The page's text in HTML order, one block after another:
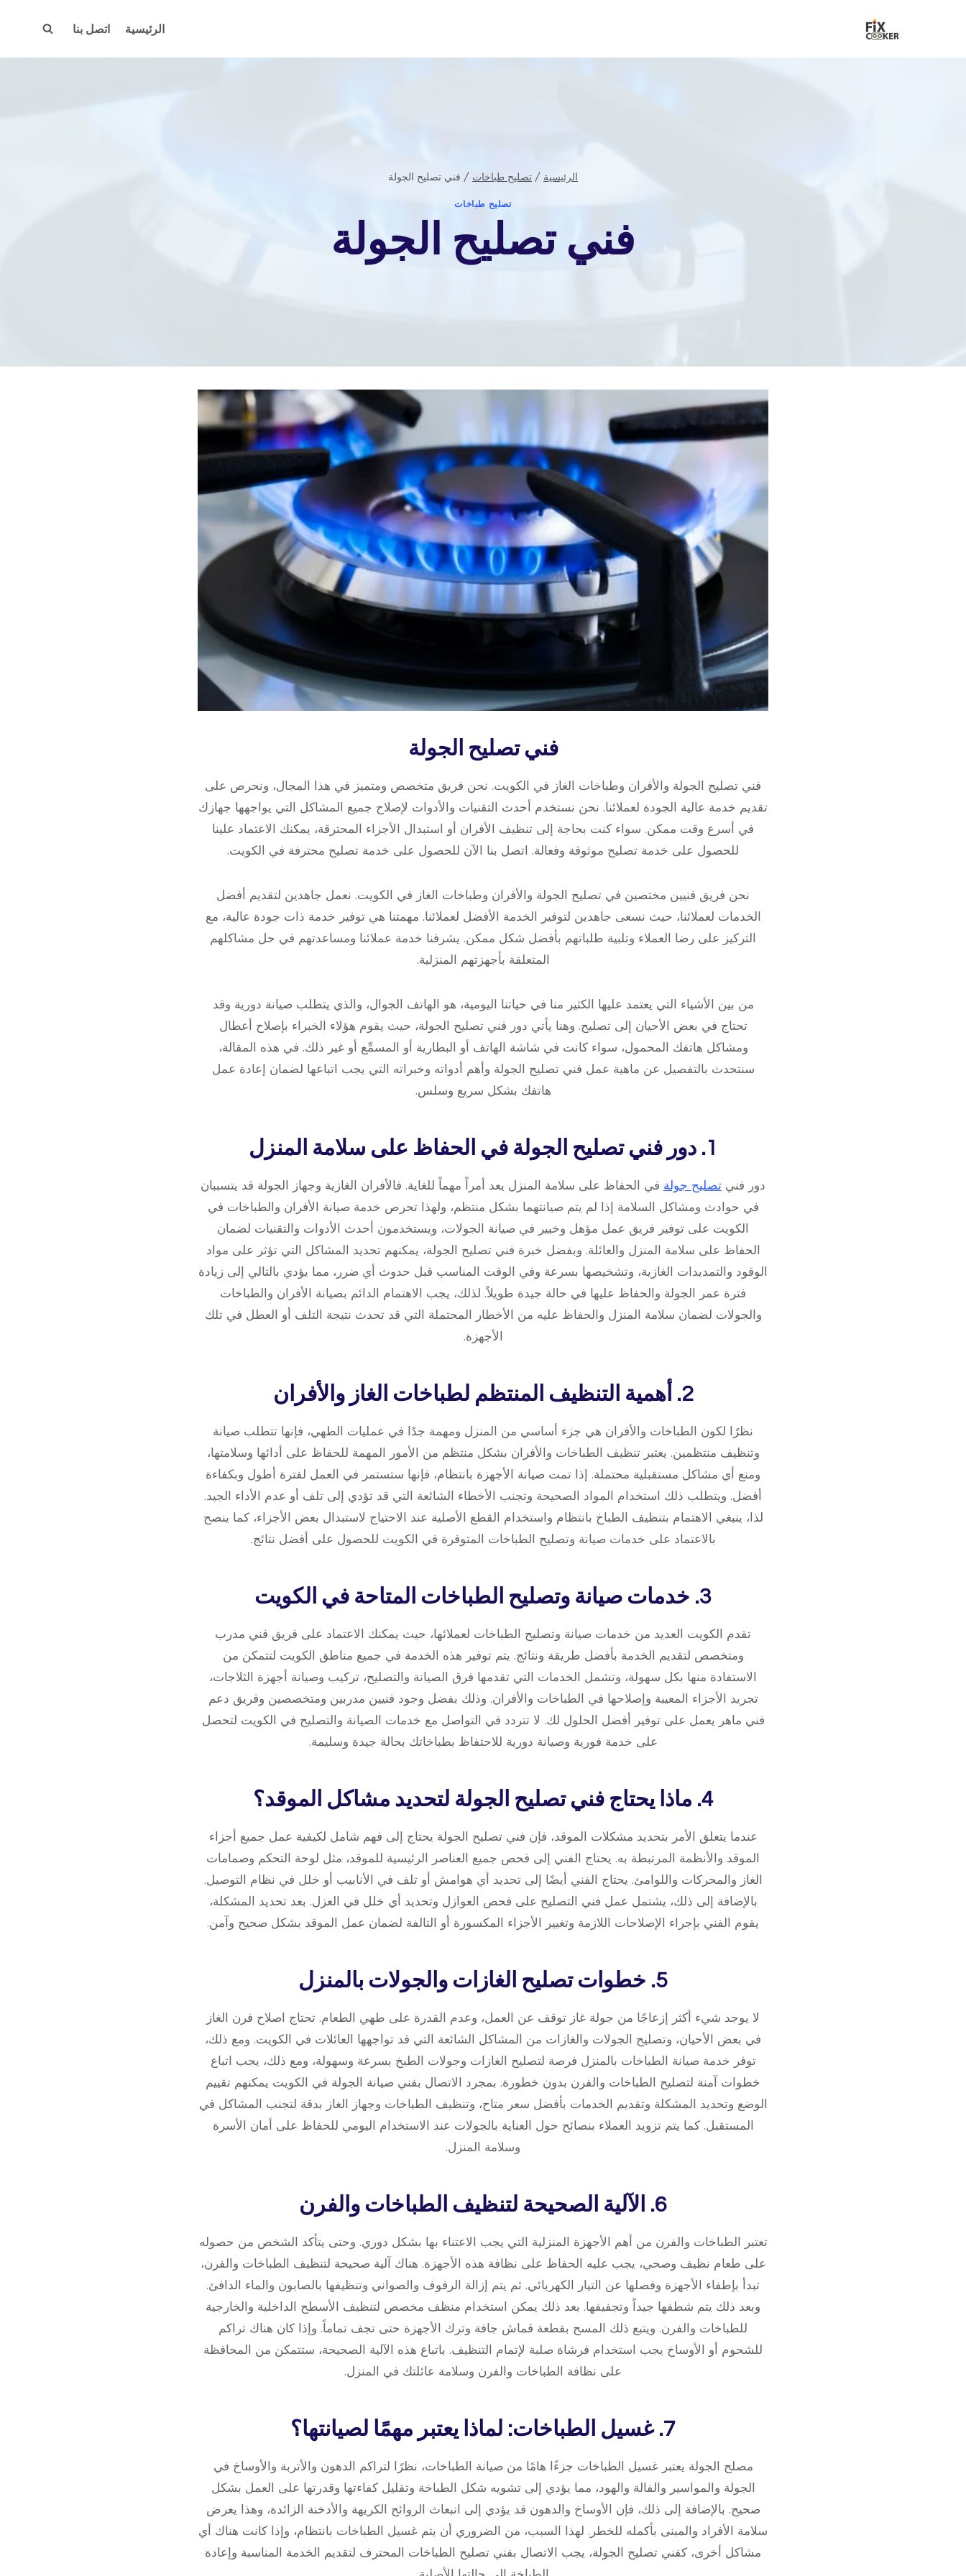
الرئيسية اتصل بنا
الرئيسية / تصليح طباخات / فني تصليح الجولة
تصليح طباخات
فني تصليح الجولة
فني تصليح الجولة
فني تصليح الجولة والأفران وطباخات الغاز في الكويت. نحن فريق متخصص ومتميز في هذا المجال، ونحرص على
تقديم خدمة عالية الجودة لعملائنا. نحن نستخدم أحدث التقنيات والأدوات لإصلاح جميع المشاكل التي يواجهها جهازك
في أسرع وقت ممكن. سواء كنت بحاجة إلى تنظيف الأفران أو استبدال الأجزاء المحترقة، يمكنك الاعتماد علينا
للحصول على خدمة تصليح موثوقة وفعالة. اتصل بنا الآن للحصول على خدمة تصليح محترفة في الكويت.
نحن فريق فنيين مختصين في تصليح الجولة والأفران وطباخات الغاز في الكويت. نعمل جاهدين لتقديم أفضل
الخدمات لعملائنا، حيث نسعى جاهدين لتوفير الخدمة الأفضل لعملائنا. مهمتنا هي توفير خدمة ذات جودة عالية، مع
التركيز على رضا العملاء وتلبية طلباتهم بأفضل شكل ممكن. يشرفنا خدمة عملائنا ومساعدتهم في حل مشاكلهم
المتعلقة بأجهزتهم المنزلية.
من بين الأشياء التي يعتمد عليها الكثير منا في حياتنا اليومية، هو الهاتف الجوال، والذي يتطلب صيانة دورية وقد
تحتاج في بعض الأحيان إلى تصليح. وهنا يأتي دور فني تصليح الجولة، حيث يقوم هؤلاء الخبراء بإصلاح أعطال
ومشاكل هاتفك المحمول، سواء كانت في شاشة الهاتف أو البطارية أو المسمِّع أو غير ذلك. في هذه المقالة،
سنتحدث بالتفصيل عن ماهية عمل فني تصليح الجولة وأهم أدواته وخبراته التي يجب اتباعها لضمان إعادة عمل
هاتفك بشكل سريع وسلس.
1. دور فني تصليح الجولة في الحفاظ على سلامة المنزل
دور فني تصليح جولة في الحفاظ على سلامة المنزل يعد أمراً مهماً للغاية. فالأفران الغازية وجهاز الجولة قد يتسببان
في حوادث ومشاكل السلامة إذا لم يتم صيانتهما بشكل منتظم، ولهذا تحرص خدمة صيانة الأفران والطباخات في
الكويت على توفير فريق عمل مؤهل وخبير في صيانة الجولات، ويستخدمون أحدث الأدوات والتقنيات لضمان
الحفاظ على سلامة المنزل والعائلة. وبفضل خبرة فني تصليح الجولة، يمكنهم تحديد المشاكل التي تؤثر على مواد
الوقود والتمديدات الغازية، وتشخيصها بسرعة وفي الوقت المناسب قبل حدوث أي ضرر، مما يؤدي بالتالي إلى زيادة
فترة عمر الجولة والحفاظ عليها في حالة جيدة طويلاً. لذلك، يجب الاهتمام الدائم بصيانة الأفران والطباخات
والجولات لضمان سلامة المنزل والحفاظ عليه من الأخطار المحتملة التي قد تحدث نتيجة التلف أو العطل في تلك
الأجهزة.
2. أهمية التنظيف المنتظم لطباخات الغاز والأفران
نظرًا لكون الطباخات والأفران هي جزء أساسي من المنزل ومهمة جدًا في عمليات الطهي، فإنها تتطلب صيانة
وتنظيف منتظمين. يعتبر تنظيف الطباخات والأفران بشكل منتظم من الأمور المهمة للحفاظ على أدائها وسلامتها،
ومنع أي مشاكل مستقبلية محتملة. إذا تمت صيانة الأجهزة بانتظام، فإنها ستستمر في العمل لفترة أطول وبكفاءة
أفضل. ويتطلب ذلك استخدام المواد الصحيحة وتجنب الأخطاء الشائعة التي قد تؤدي إلى تلف أو عدم الأداء الجيد.
لذا، ينبغي الاهتمام بتنظيف الطباخ بانتظام واستخدام القطع الأصلية عند الاحتياج لاستبدال بعض الأجزاء، كما ينصح
بالاعتماد على خدمات صيانة وتصليح الطباخات المتوفرة في الكويت للحصول على أفضل نتائج.
3. خدمات صيانة وتصليح الطباخات المتاحة في الكويت
تقدم الكويت العديد من خدمات صيانة وتصليح الطباخات لعملائها، حيث يمكنك الاعتماد على فريق فني مدرب
ومتخصص لتقديم الخدمة بأفضل طريقة ونتائج. يتم توفير هذه الخدمة في جميع مناطق الكويت لتتمكن من
الاستفادة منها بكل سهولة، وتشمل الخدمات التي تقدمها فرق الصيانة والتصليح، تركيب وصيانة أجهزة الثلاجات،
تجريد الأجزاء المعيبة وإصلاحها في الطباخات والأفران. وذلك بفضل وجود فنيين مدربين ومتخصصين وفريق دعم
فني ماهر يعمل على توفير أفضل الحلول لك. لا تتردد في التواصل مع خدمات الصيانة والتصليح في الكويت لتحصل
على خدمة فورية وصيانة دورية للاحتفاظ بطباخاتك بحالة جيدة وسليمة.
4. ماذا يحتاج فني تصليح الجولة لتحديد مشاكل الموقد؟
عندما يتعلق الأمر بتحديد مشكلات الموقد، فإن فني تصليح الجولة يحتاج إلى فهم شامل لكيفية عمل جميع أجزاء
الموقد والأنظمة المرتبطة به. يحتاج الفني إلى فحص جميع العناصر الرئيسية للموقد، مثل لوحة التحكم وصمامات
الغاز والمحركات واللوامئ. يحتاج الفني أيضًا إلى تحديد أي هوامش أو تلف في الأنابيب أو خلل في نظام التوصيل.
بالإضافة إلى ذلك، يشتمل عمل فني التصليح على فحص العوازل وتحديد أي خلل في العزل. بعد تحديد المشكلة،
يقوم الفني بإجراء الإصلاحات اللازمة وتغيير الأجزاء المكسورة أو التالفة لضمان عمل الموقد بشكل صحيح وآمن.
5. خطوات تصليح الغازات والجولات بالمنزل
لا يوجد شيء أكثر إزعاجًا من جولة غاز توقف عن العمل، وعدم القدرة على طهي الطعام. تحتاج اصلاح فرن الغاز
في بعض الأحيان، وتصليح الجولات والغازات من المشاكل الشائعة التي قد تواجهها العائلات في الكويت. ومع ذلك،
توفر خدمة صيانة الطباخات بالمنزل فرصة لتصليح الغازات وجولات الطبخ بسرعة وسهولة، ومع ذلك، يجب اتباع
خطوات آمنة لتصليح الطباخات والفرن بدون خطورة. بمجرد الاتصال بفني صيانة الجولة في الكويت يمكنهم تقييم
الوضع وتحديد المشكلة وتقديم الخدمات بأفضل سعر متاح، وتنظيف الطباخات وجهاز الغاز بدقة لتجنب المشاكل في
المستقبل. كما يتم تزويد العملاء بنصائح حول العناية بالجولات عند الاستخدام اليومي للحفاظ على أمان الأسرة
وسلامة المنزل.
6. الآلية الصحيحة لتنظيف الطباخات والفرن
تعتبر الطباخات والفرن من أهم الأجهزة المنزلية التي يجب الاعتناء بها بشكل دوري. وحتى يتأكد الشخص من حصوله
على طعام نظيف وصحي، يجب عليه الحفاظ على نظافة هذه الأجهزة. هناك آلية صحيحة لتنظيف الطباخات والفرن،
تبدأ بإطفاء الأجهزة وفصلها عن التيار الكهربائي. ثم يتم إزالة الرفوف والصواني وتنظيفها بالصابون والماء الدافئ.
وبعد ذلك يتم شطفها جيداً وتجفيفها. بعد ذلك يمكن استخدام منظف مخصص لتنظيف الأسطح الداخلية والخارجية
للطباخات والفرن. ويتبع ذلك المسح بقطعة قماش جافة وترك الأجهزة حتى تجف تماماً. وإذا كان هناك تراكم
للشحوم أو الأوساخ يجب استخدام فرشاة صلبة لإتمام التنظيف. باتباع هذه الآلية الصحيحة، ستتمكن من المحافظة
على نظافة الطباخات والفرن وسلامة عائلتك في المنزل.
7. غسيل الطباخات: لماذا يعتبر مهمًا لصيانتها؟
مصلح الجولة يعتبر غسيل الطباخات جزءًا هامًا من صيانة الطباخات، نظرًا لتراكم الدهون والأتربة والأوساخ في
الجولة والمواسير والفالة والهود، مما يؤدي إلى تشويه شكل الطباخة وتقليل كفاءتها وقدرتها على العمل بشكل
صحيح. بالإضافة إلى ذلك، فإن الأوساخ والدهون قد يؤدي إلى انبعاث الروائح الكريهة والأدخنة الزائدة، وهذا يعرض
سلامة الأفراد والمبنى بأكمله للخطر. لهذا السبب، من الضروري أن يتم غسيل الطباخات بانتظام، وإذا كانت هناك أي
مشاكل أخرى، كفني تصليح الجولة، يجب الاتصال بفني تصليح الطباخات المحترف لتقديم الخدمة المناسبة وإعادة